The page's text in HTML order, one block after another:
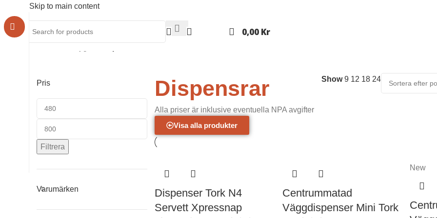
Skip to main content
0,00 Kr
Pris
Filtrera
Varumärken
Dispensrar
Alla priser är inklusive eventuella NPA avgifter
Visa alla produkter
Show9 12 18 24
Dispenser Tork N4
Servett Xpressnap
Centrummatad
Väggdispenser Mini Tork
New